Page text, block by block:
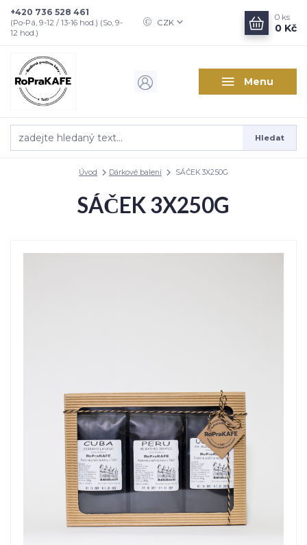
Menu
CZK
Hledat
+420 736 528 461
(Po-Pá, 9-12 / 13-16 hod.) (So, 9-
12 hod.)
0 ks
0 Kč
Úvod Dárkové balení SÁČEK 3X250G
SÁČEK 3X250G